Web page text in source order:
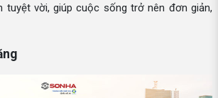
tuyệt vời, giúp cuộc sống trở nên đơn giản,